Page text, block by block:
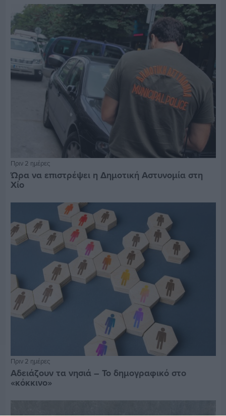
Πριν 2 ημέρες
Ώρα να επιστρέψει η Δημοτική Αστυνομία στη
Χίο
Πριν 2 ημέρες
Αδειάζουν τα νησιά – Το δημογραφικό στο
«κόκκινο»